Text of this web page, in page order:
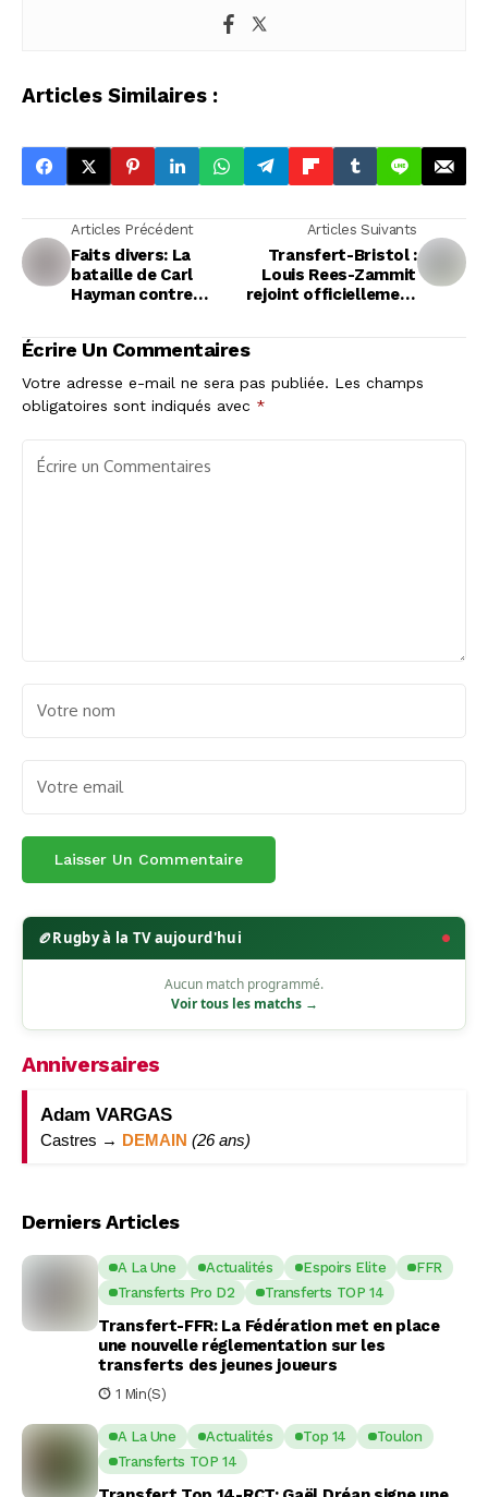
Articles Similaires :
Articles Précédent
Faits divers: La
bataille de Carl
Hayman contre
Articles Suivants
Transfert-Bristol :
Louis Rees-Zammit
rejoint officiellement
Écrire Un Commentaires
Votre adresse e-mail ne sera pas publiée. Les champs
obligatoires sont indiqués avec *
🏉Rugby à la TV aujourd'hui
Aucun match programmé.
Voir tous les matchs →
Anniversaires
Adam VARGAS
Castres → DEMAIN (26 ans)
Derniers Articles
A La Une Actualités Espoirs Elite
FFR
Transferts Pro D2
Transferts TOP 14
Transfert-FFR: La Fédération met en place
une nouvelle réglementation sur les
transferts des jeunes joueurs
1 Min(s)
A La Une Actualités Top 14
Toulon
Transferts TOP 14